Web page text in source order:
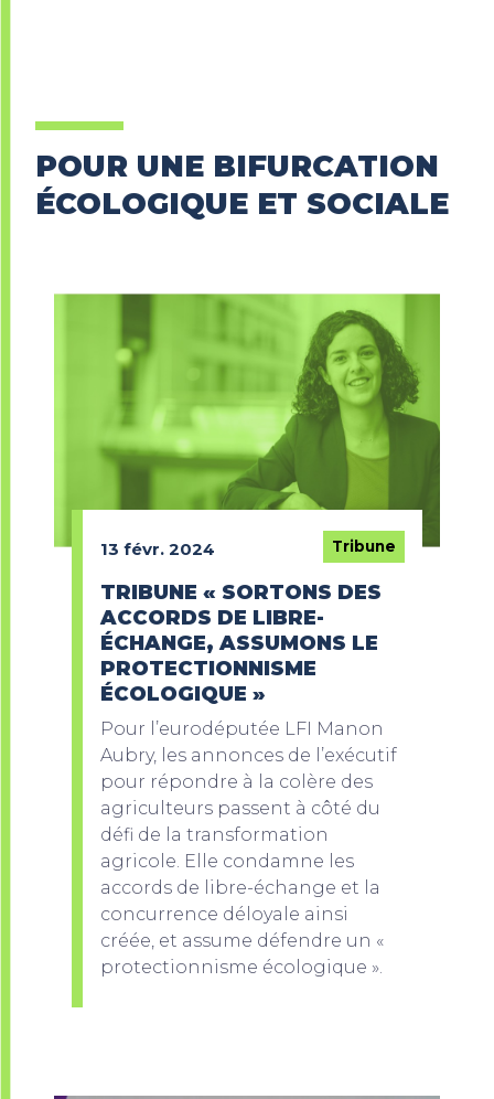
POUR UNE BIFURCATION
ÉCOLOGIQUE ET SOCIALE
13 févr. 2024 Tribune
TRIBUNE « SORTONS DES
ACCORDS DE LIBRE-
ÉCHANGE, ASSUMONS LE
PROTECTIONNISME
ÉCOLOGIQUE »
Pour l’eurodéputée LFI Manon
Aubry, les annonces de l’exécutif
pour répondre à la colère des
agriculteurs passent à côté du
défi de la transformation
agricole. Elle condamne les
accords de libre-échange et la
concurrence déloyale ainsi
créée, et assume défendre un «
protectionnisme écologique ».